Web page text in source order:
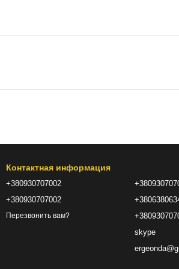
Контактная информация
+380930707002
+380930707002
Перезвонить вам?
skype